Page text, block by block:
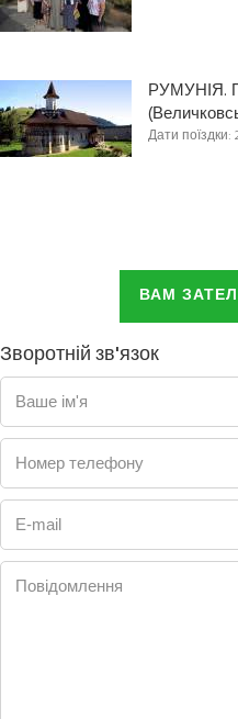
РУМУНІЯ.
Дати поїздки:
ВАМ
Зворотній зв'язок
Ваше ім'я
Номер телефону
E-mail
Повідомлення